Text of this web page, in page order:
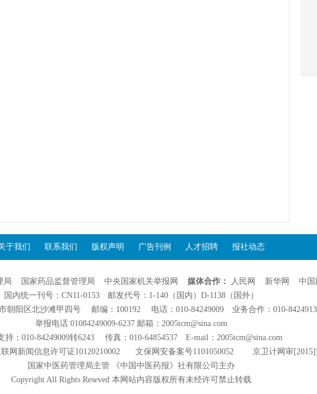
于我们 联系我们 版权声明 广告刊例 人才招聘 报社动态
局 国家药品监督管理局 中央国家机关举报网 媒体合作： 人民网 新华网 中国
国内统一刊号：CN11-0153 邮发代号：1-140（国内）D-1138（国外）
朝阳区北沙滩甲四号 邮编：100192 电话：010-84249009 业务合作：010-
举报电话 01084249009-6237 邮箱：2005tcm@sina.com
持：010-84249009转6243 传真：010-64854537 E-mail：2005tcm@sina.com
网新闻信息许可证10120210002文保网安备案号1101050052 京卫计网审[2015]
国家中医药管理局主管 《中国中医药报》社有限公司主办
Copyright All Rights Reseved 本网站内容版权所有未经许可禁止转载